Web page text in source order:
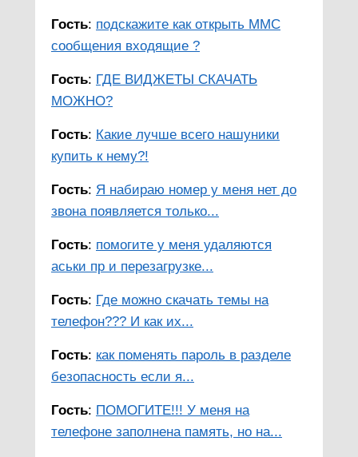
Гость: подскажите как открыть ММС
сообщения входящие ?
Гость: ГДЕ ВИДЖЕТЫ СКАЧАТЬ
МОЖНО?
Гость: Какие лучше всего нашуники
купить к нему?!
Гость: Я набираю номер у меня нет до
звона появляется только...
Гость: помогите у меня удаляются
аськи пр и перезагрузке...
Гость: Где можно скачать темы на
телефон??? И как их...
Гость: как поменять пароль в разделе
безопасность если я...
Гость: ПОМОГИТЕ!!! У меня на
телефоне заполнена память, но на...